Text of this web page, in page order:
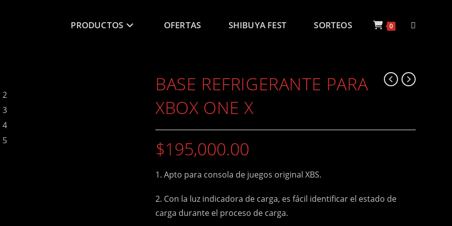
PRODUCTOS OFERTAS SHIBUYA FEST SORTEOS 0 ALTERNAR
BASE REFRIGERANTE PARA
XBOX ONE X
$195,000.00
1. Apto para consola de juegos original XBS.
2. Con la luz indicadora de carga, es fácil identificar el estado de
carga durante el proceso de carga.